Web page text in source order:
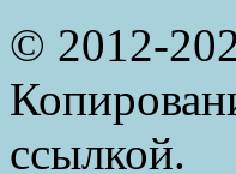
© 2012-
ссылкой.